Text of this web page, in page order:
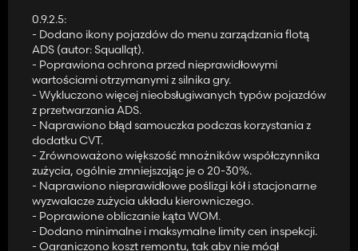
Akumulatory mogą się rozładować, alternatory mogą ulec awarii,
a uruchomienie silnika może być trudne. Jeśli to konieczne,
możesz użyć jednego pojazdu, aby uruchomić inny. ⚡
💎 Charakterystyka specyficzna dla pojazdu
Maszyny różnią się w zależności od marki i wieku pod względem
niezawodności i łatwości konserwacji. Bardziej niezawodne
pojazdy zużywają się wolniej i rzadziej się psują, natomiast pojazdy
łatwiejsze w utrzymaniu są tańsze i szybsze w naprawie.
🔍 Kontrola i konserwacja przed zmianą
Przed wyjazdem w pole pojazdy należy sprawdzić i przygotować
do pracy. Obejmuje to sprawdzenie maszyny, czyszczenie
chłodnic i wlotów powietrza oraz smarowanie sprzętu, który tego
wymaga.
0.9.2.5:
- Dodano ikony pojazdów do menu zarządzania flotą
ADS (autor: Squallqt).
- Poprawiona ochrona przed nieprawidłowymi
wartościami otrzymanymi z silnika gry.
- Wykluczono więcej nieobsługiwanych typów pojazdów
z przetwarzania ADS.
- Naprawiono błąd samouczka podczas korzystania z
dodatku CVT.
- Zrównoważono większość mnożników współczynnika
zużycia, ogólnie zmniejszając je o 20-30%.
- Naprawiono nieprawidłowe poślizgi kół i stacjonarne
wyzwalacze zużycia układu kierowniczego.
- Poprawione obliczanie kąta WOM.
- Dodano minimalne i maksymalne limity cen inspekcji.
- Ograniczono koszt remontu, tak aby nie mógł